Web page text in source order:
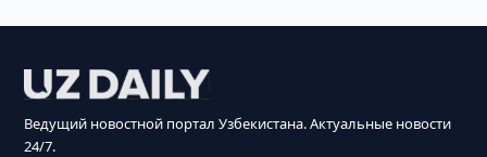
Ведущий новостной портал Узбекистана. Актуальные новости
24/7.